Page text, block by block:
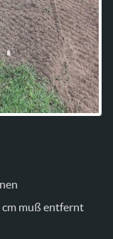
cm muß entfernt